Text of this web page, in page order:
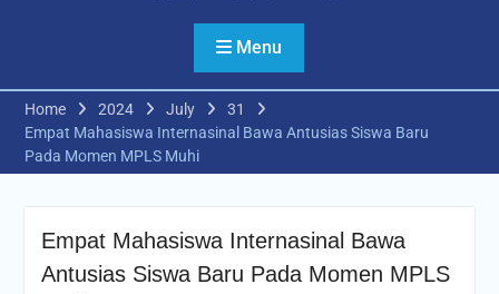
Menu
Home 2024 July
31
Empat Mahasiswa Internasinal Bawa Antusias Siswa Baru
Pada Momen MPLS Muhi
Empat Mahasiswa Internasinal Bawa
Antusias Siswa Baru Pada Momen MPLS